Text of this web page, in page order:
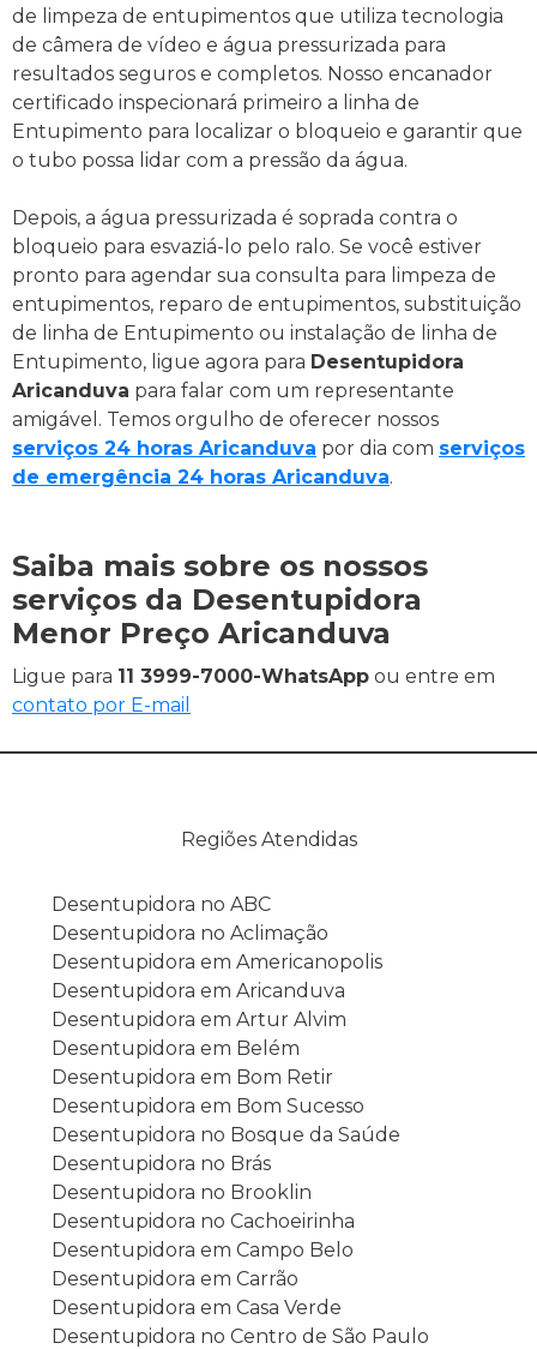
de limpeza de entupimentos que utiliza tecnologia
de câmera de vídeo e água pressurizada para
resultados seguros e completos. Nosso encanador
certificado inspecionará primeiro a linha de
Entupimento para localizar o bloqueio e garantir que
o tubo possa lidar com a pressão da água.
Depois, a água pressurizada é soprada contra o
bloqueio para esvaziá-lo pelo ralo. Se você estiver
pronto para agendar sua consulta para limpeza de
entupimentos, reparo de entupimentos, substituição
de linha de Entupimento ou instalação de linha de
Entupimento, ligue agora para Desentupidora
Aricanduva para falar com um representante
amigável. Temos orgulho de oferecer nossos
serviços 24 horas Aricanduva por dia com serviços
de emergência 24 horas Aricanduva.
Saiba mais sobre os nossos
serviços da Desentupidora
Menor Preço Aricanduva
Ligue para 11 3999-7000-WhatsApp ou entre em
contato por E-mail
Regiões Atendidas
Desentupidora no ABC
Desentupidora no Aclimação
Desentupidora em Americanopolis
Desentupidora em Aricanduva
Desentupidora em Artur Alvim
Desentupidora em Belém
Desentupidora em Bom Retir
Desentupidora em Bom Sucesso
Desentupidora no Bosque da Saúde
Desentupidora no Brás
Desentupidora no Brooklin
Desentupidora no Cachoeirinha
Desentupidora em Campo Belo
Desentupidora em Carrão
Desentupidora em Casa Verde
Desentupidora no Centro de São Paulo